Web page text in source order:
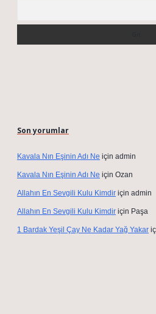
Son yorumlar
Kavala Nın Eşinin Adı Ne için admin
Kavala Nın Eşinin Adı Ne için Ozan
Allahın En Sevgili Kulu Kimdir için admin
Allahın En Sevgili Kulu Kimdir için Paşa
1 Bardak Yeşil Çay Ne Kadar Yağ Yakar